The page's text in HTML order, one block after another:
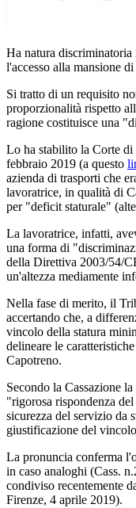
Ha natura
l'accesso alla mansione
Si tratto di un requisito
proporzionalità rispetto
ragione costituisce una
Lo ha stabilito la Corte di
febbraio 2019 (a questo
azienda di trasporti che
lavoratrice, in qualità di
per "deficit staturale"
La lavoratrice, infatti,
una forma di
della Direttiva 2003/54/
un'altezza mediamente
Nella fase di merito, il
accertando che, a
vincolo della statura
delineare le
Capotreno.
Secondo la Cassazione
"rigorosa rispondenza
sicurezza del servizio da
giustificazione del
La pronuncia conferma
in caso analoghi (Cass.
condiviso recentemente
Firenze, 4 aprile 2019).